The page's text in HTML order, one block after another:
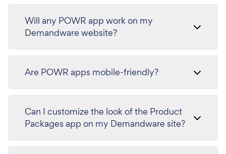
Will any POWR app work on my
Demandware website?
Are POWR apps mobile-friendly?
Can I customize the look of the Product
Packages app on my Demandware site?